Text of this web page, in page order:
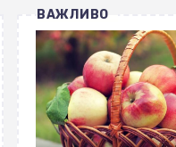
ВАЖЛИВО